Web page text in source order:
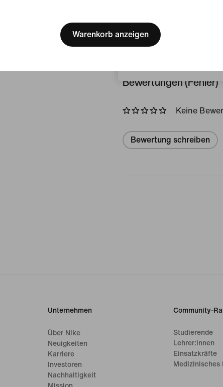
We think you are in
Update your location?
Warenkorb anzeigen
Ursprungsland/-
Bewertungen (Fehler)
Keine
Bewertung schreiben
Unternehmen
Über Nike
Neuigkeiten
Karriere
Investoren
Nachhaltigkeit
Mission
Community-
Studierende
Lehrer:innen
Einsatzkräfte
Medizinisches